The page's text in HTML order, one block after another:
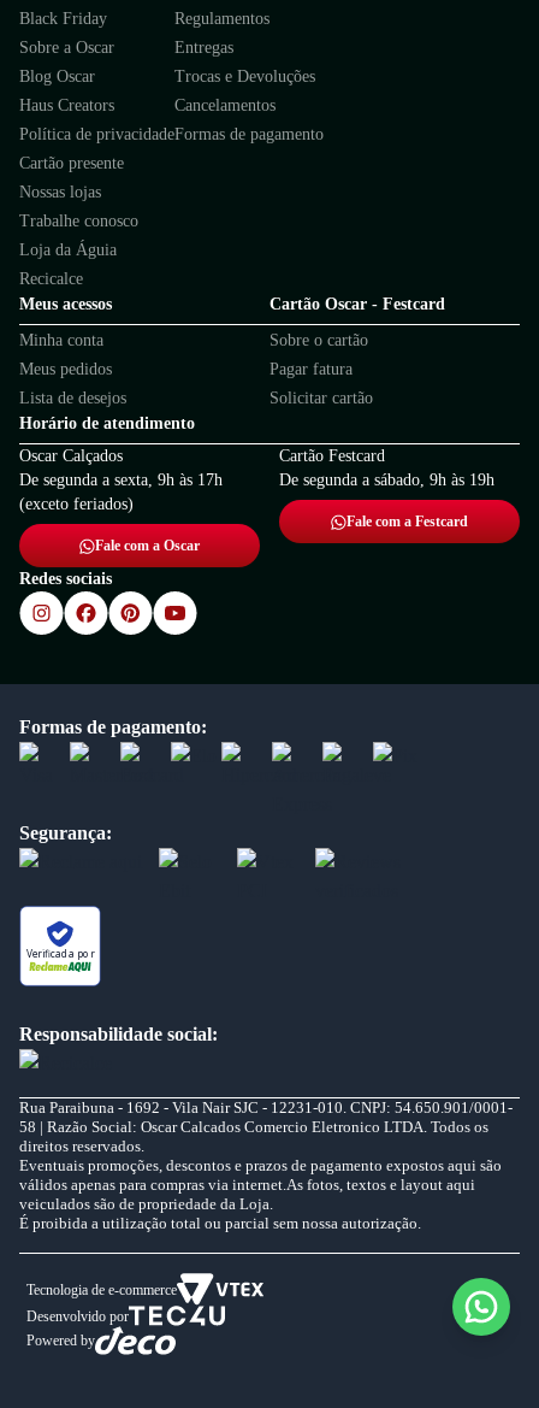
Black Friday
Sobre a Oscar
Blog Oscar
Haus Creators
Política de privacidade
Cartão presente
Nossas lojas
Trabalhe conosco
Loja da Águia
Recicalce
Regulamentos
Entregas
Trocas e Devoluções
Cancelamentos
Formas de pagamento
Meus acessos
Minha conta
Meus pedidos
Lista de desejos
Cartão Oscar - Festcard
Sobre o cartão
Pagar fatura
Solicitar cartão
Horário de atendimento
Oscar Calçados
De segunda a sexta, 9h às 17h
(exceto feriados)
Fale com a Oscar
Cartão Festcard
De segunda a sábado, 9h às 19h
Fale com a Festcard
Redes sociais
Formas de pagamento:
Segurança:
Verificada por
Responsabilidade social:
Rua Paraibuna - 1692 - Vila Nair SJC - 12231-010. CNPJ: 54.650.901/0001-
58 | Razão Social: Oscar Calcados Comercio Eletronico LTDA. Todos os
direitos reservados.
Eventuais promoções, descontos e prazos de pagamento expostos aqui são
válidos apenas para compras via internet.As fotos, textos e layout aqui
veiculados são de propriedade da Loja.
É proibida a utilização total ou parcial sem nossa autorização.
Tecnologia de e-commerce
Desenvolvido por
Powered by